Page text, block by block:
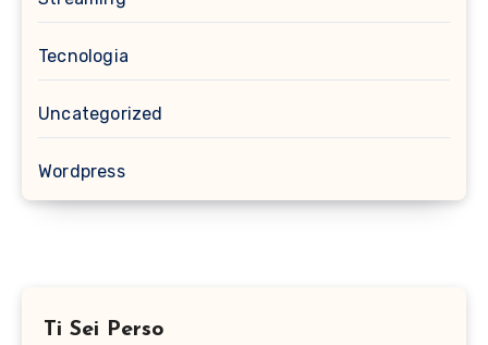
Tecnologia
Uncategorized
Wordpress
Ti Sei Perso